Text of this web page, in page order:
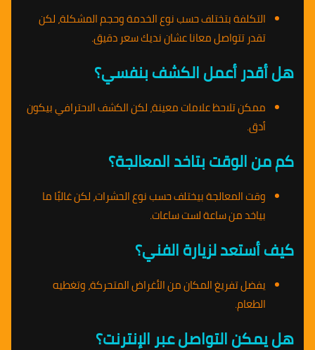
التكلفة بتختلف حسب نوع الخدمة وحجم المشكلة، لكن
تقدر تتواصل معانا عشان نديك سعر دقيق.
هل أقدر أعمل الكشف بنفسي؟
ممكن تلاحظ علامات معينة، لكن الكشف الاحترافي بيكون
أدق.
كم من الوقت بتاخد المعالجة؟
وقت المعالجة بيختلف حسب نوع الحشرات، لكن غالبًا ما
بياخد من ساعة لست ساعات.
كيف أستعد لزيارة الفني؟
يفضل تفريغ المكان من الأغراض المتحركة، وتغطيه
الطعام.
هل يمكن التواصل عبر الإنترنت؟